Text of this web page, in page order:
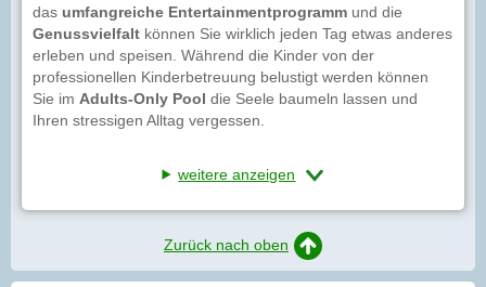
das umfangreiche Entertainmentprogramm und die
Genussvielfalt können Sie wirklich jeden Tag etwas anderes
erleben und speisen. Während die Kinder von der
professionellen Kinderbetreuung belustigt werden können
Sie im Adults-Only Pool die Seele baumeln lassen und
Ihren stressigen Alltag vergessen.
weitere anzeigen
Zurück nach oben